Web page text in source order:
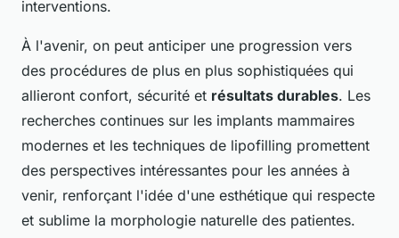
interventions.
À l'avenir, on peut anticiper une progression vers
des procédures de plus en plus sophistiquées qui
allieront confort, sécurité et résultats durables. Les
recherches continues sur les implants mammaires
modernes et les techniques de lipofilling promettent
des perspectives intéressantes pour les années à
venir, renforçant l'idée d'une esthétique qui respecte
et sublime la morphologie naturelle des patientes.